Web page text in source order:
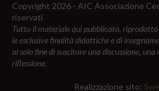
Copyright 2026 - AIC Associazione
riservati
Tutto il materiale qui pubblicato,
le esclusive finalità didattiche e di
al solo fine di suscitare una discussione,
riflessione.
Realizzazione sito: